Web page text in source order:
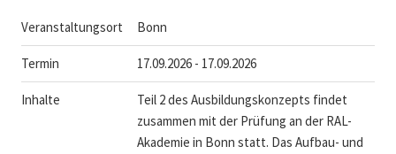
Veranstaltungsort Bonn
Termin 17.09.2026 - 17.09.2026
Inhalte
Teil 2 des Ausbildungskonzepts findet
zusammen mit der Prüfung an der RAL-
Akademie in Bonn statt. Das Aufbau- und